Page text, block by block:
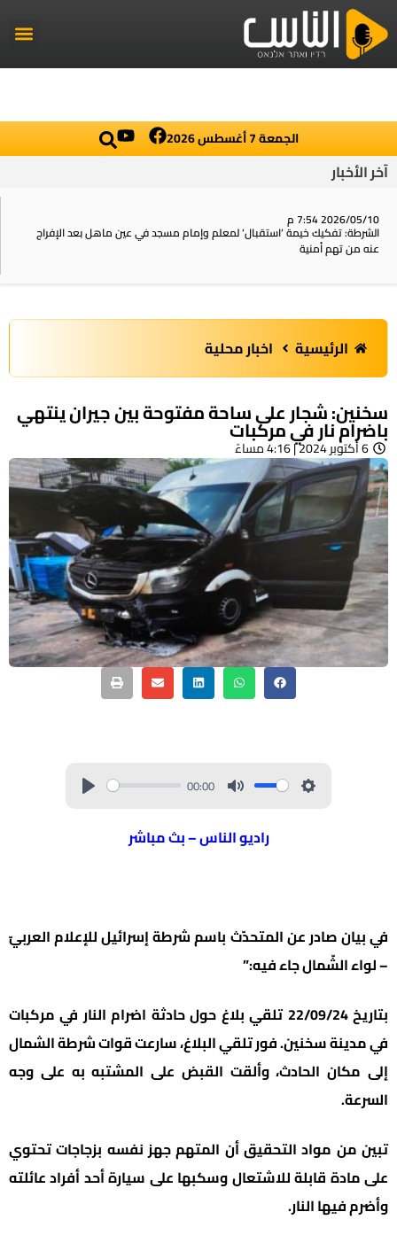
الجمعة 7 أغسطس 2026
آخر الأخبار
2026/05/10 7:54 م
الشرطة: تفكيك خيمة ‘استقبال‘ لمعلم وإمام مسجد في عين ماهل بعد الإفراج
عنه من تهم أمنية
الرئيسية اخبار محلية
سخنين: شجار على ساحة مفتوحة بين جيران ينتهي
باضرام نار في مركبات
6 أكتوبر 2024 | 4:16 مساءً
00:00
راديو الناس – بث مباشر
في بيان صادر عن المتحدّث باسم شرطة إسرائيل للإعلام العربيّ
– لواء الشّمال جاء فيه:”
بتاريخ 22/09/24 تلقي بلاغ حول حادثة اضرام النار في مركبات
في مدينة سخنين. فور تلقي البلاغ، سارعت قوات شرطة الشمال
إلى مكان الحادث، وألقت القبض على المشتبه به على وجه
السرعة.
تبين من مواد التحقيق أن المتهم جهز نفسه بزجاجات تحتوي
على مادة قابلة للاشتعال وسكبها على سيارة أحد أفراد عائلته
وأضرم فيها النار.